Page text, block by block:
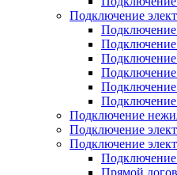
Подключение
Подключение
Подключение
Подключение
Подключение
Прямой